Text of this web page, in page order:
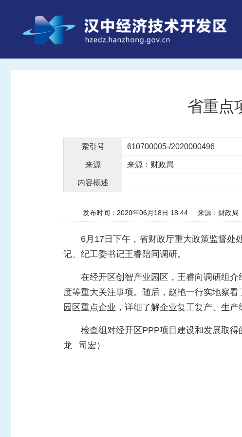
省重点
索引号 610700005-/2020000496
来源 来源：财政局
内容概述
发布时间：2020年06月18日 18:44 来源：财政局
6月17日下午，省财政厅重大政策监督处
记、纪工委书记王睿陪同调研。
在经开区创智产业园区，王睿向调研组
度等重大关注事项。随后，赵艳一行实地察
园区重点企业，详细了解企业复工复产、生产
检查组 对经开区PPP项目建设和发展取
龙 司宏）